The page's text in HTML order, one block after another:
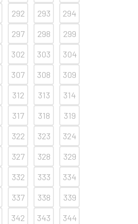
292 293
294
297 298
299
302 303
304
307 308
309
312 313
314
317 318
319
322 323
324
327 328
329
332 333
334
337 338
339
342 343
344